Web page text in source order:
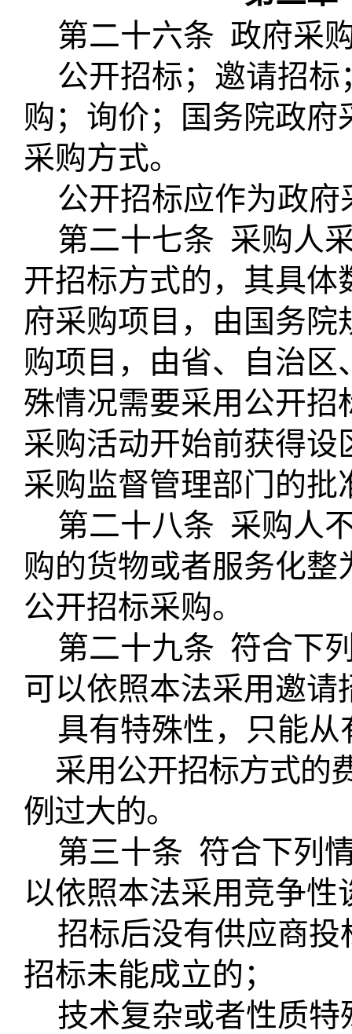
第二十六条 政府采
公开招标；邀请招
购；询价；国务院政
采购方式。
公开招标应作为政
第二十七条 采购人
开招标方式的，其具
府采购项目，由国务
购项目，由省、自治
殊情况需要采用公开
采购活动开始前获得
采购监督管理部门的批
第二十八条 采购人
购的货物或者服务化
公开招标采购。
第二十九条 符合下
可以依照本法采用邀请
具有特殊性，只能
采用公开招标方式的
例过大的。
第三十条 符合下列
以依照本法采用竞争性
招标后没有供应商
招标未能成立的；
技术复杂或者性质